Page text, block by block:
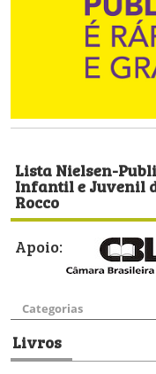
Lista Nielsen-
Infantil e Juvenil
Rocco
Apoio:
Categorias
Livros